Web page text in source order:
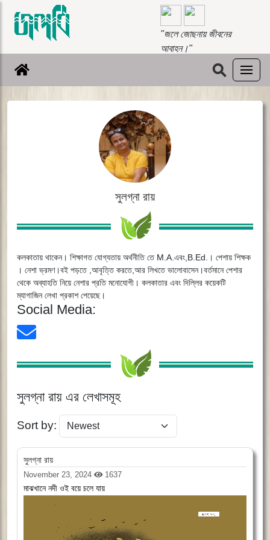
"জলে জোছনায় জীবনের
আবাহন।"
⚲
সুলগ্না রায়
কলকাতায় থাকেন। শিক্ষাগত যোগ্যতায় অর্থনীতি তে M.A.এবং,B.Ed.। পেশায় শিক্ষক
। নেশা ভ্রমণ।বই পড়তে ,আবৃত্তি করতে,আর লিখতে ভালোবাসেন।বর্তমানে পেশার
থেকে অব্যাহতি নিয়ে নেশার প্রতি মনোযোগী। কলকাতার এবং দিল্লির কয়েকটি
ম্যাগাজিন লেখা প্রকাশ পেয়েছে।
Social Media:
সুলগ্না রায় এর লেখাসমূহ
Sort by:
সুলগ্না রায়
November 23, 2024 1637
মাঝখানে নদী ওই বয়ে চলে যায়